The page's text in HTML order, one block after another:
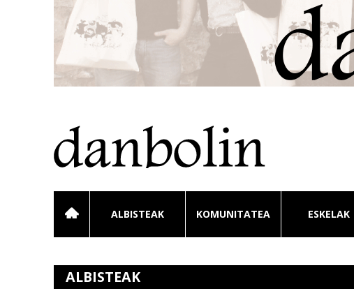
ALBISTEAK KOMUNITATEA ESKELAK
ALBISTEAK